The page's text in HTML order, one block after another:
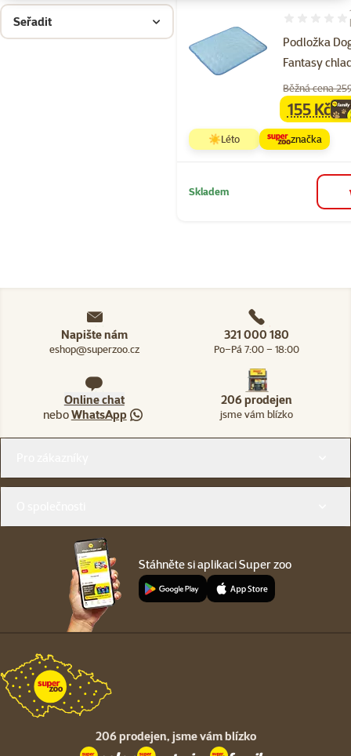
Seřadit
Podložka
Fantasy
Hodnocení
Běžná cena
family
155 Kč
☀️Léto značka
Skladem
Napište nám
eshop@superzoo.cz
321 000 180
Po–Pá 7:00 – 18:00
Online chat
neboWhatsApp
206 prodejen
jsme vám blízko
Stáhněte si aplikaci Super zoo
206 prodejen, jsme vám blízko